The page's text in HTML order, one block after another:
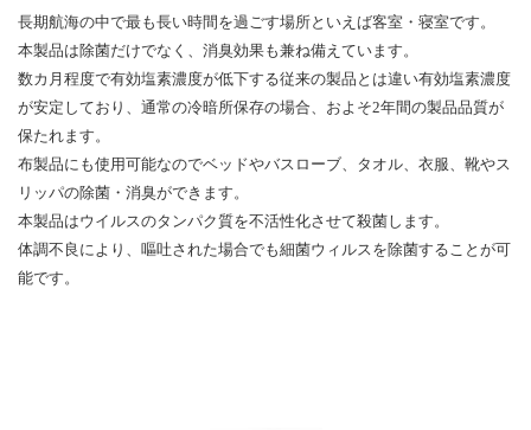
長期航海の中で最も長い時間を過ごす場所といえば客室・寝室です。
本製品は除菌だけでなく、消臭効果も兼ね備えています。
数カ月程度で有効塩素濃度が低下する従来の製品とは違い有効塩素濃度
が安定しており、通常の冷暗所保存の場合、およそ2年間の製品品質が
保たれます。
布製品にも使用可能なのでベッドやバスローブ、タオル、衣服、靴やス
リッパの除菌・消臭ができます。
本製品はウイルスのタンパク質を不活性化させて殺菌します。
体調不良により、嘔吐された場合でも細菌ウィルスを除菌することが可
能です。